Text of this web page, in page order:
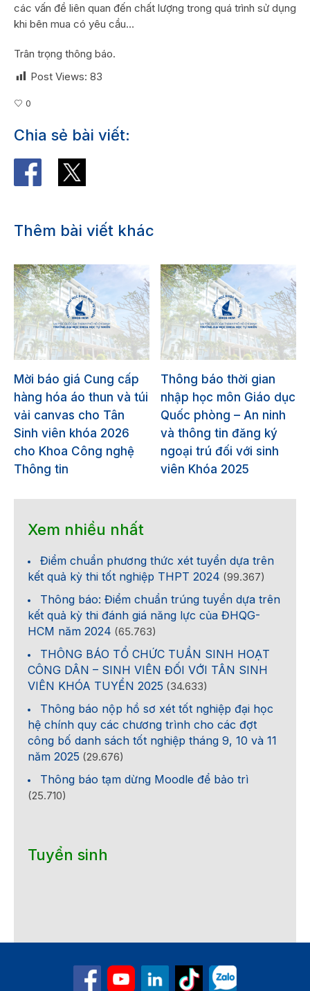
các vấn đề liên quan đến chất lượng trong quá trình sử dụng
khi bên mua có yêu cầu…
Trân trọng thông báo.
Post Views: 83
0
Chia sẻ bài viết:
Thêm bài viết khác
Mời báo giá Cung cấp
hàng hóa áo thun và túi
vải canvas cho Tân
Sinh viên khóa 2026
cho Khoa Công nghệ
Thông tin
Thông báo thời gian
nhập học môn Giáo dục
Quốc phòng – An ninh
và thông tin đăng ký
ngoại trú đối với sinh
viên Khóa 2025
Xem nhiều nhất
Điểm chuẩn phương thức xét tuyển dựa trên
kết quả kỳ thi tốt nghiệp THPT 2024 (99.367)
Thông báo: Điểm chuẩn trúng tuyển dựa trên
kết quả kỳ thi đánh giá năng lực của ĐHQG-
HCM năm 2024 (65.763)
THÔNG BÁO TỔ CHỨC TUẦN SINH HOẠT
CÔNG DÂN – SINH VIÊN ĐỐI VỚI TÂN SINH
VIÊN KHÓA TUYỂN 2025 (34.633)
Thông báo nộp hồ sơ xét tốt nghiệp đại học
hệ chính quy các chương trình cho các đợt
công bố danh sách tốt nghiệp tháng 9, 10 và 11
năm 2025 (29.676)
Thông báo tạm dừng Moodle để bảo trì
(25.710)
Tuyển sinh